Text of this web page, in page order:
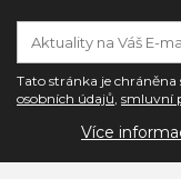
Tato stránka je chráněna
osobních údajů, smluvní
Více